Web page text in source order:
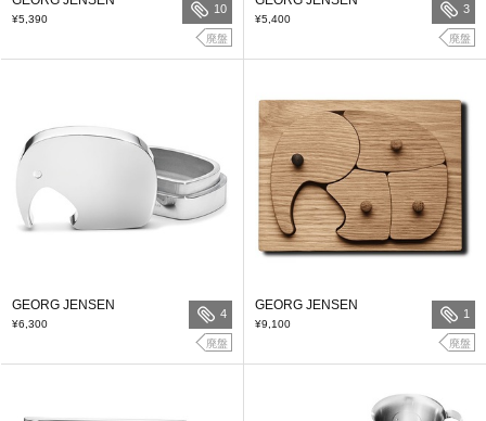
¥5,390
10
廃盤
¥5,400
3
廃盤
GEORG JENSEN
¥6,300
4
廃盤
GEORG JENSEN
¥9,100
1
廃盤